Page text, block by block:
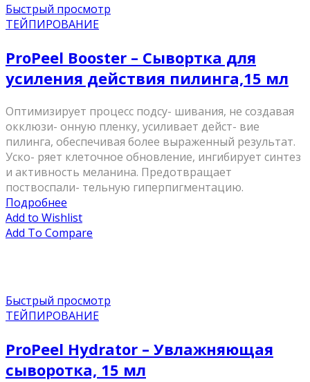
Быстрый просмотр
ТЕЙПИРОВАНИЕ
ProPeel Booster – Сывортка для
усиления действия пилинга,15 мл
Оптимизирует процесс подсу- шивания, не создавая
окклюзи- онную пленку, усиливает дейст- вие
пилинга, обеспечивая более выраженный результат.
Уско- ряет клеточное обновление, ингибирует синтез
и активность меланина. Предотвращает
поствоспали- тельную гиперпигментацию.
Подробнее
Add to Wishlist
Add To Compare
Быстрый просмотр
ТЕЙПИРОВАНИЕ
ProPeel Hydrator – Увлажняющая
сыворотка, 15 мл